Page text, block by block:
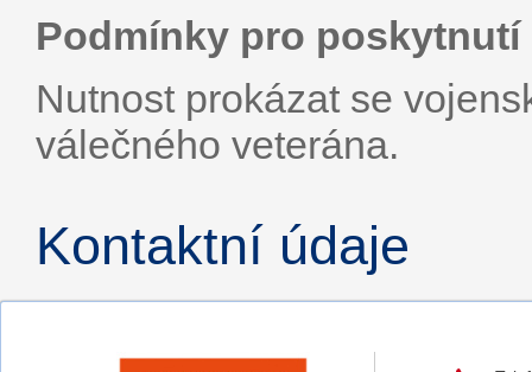
Podmínky pro poskytnutí
Nutnost prokázat se
válečného veterána.
Kontaktní údaje